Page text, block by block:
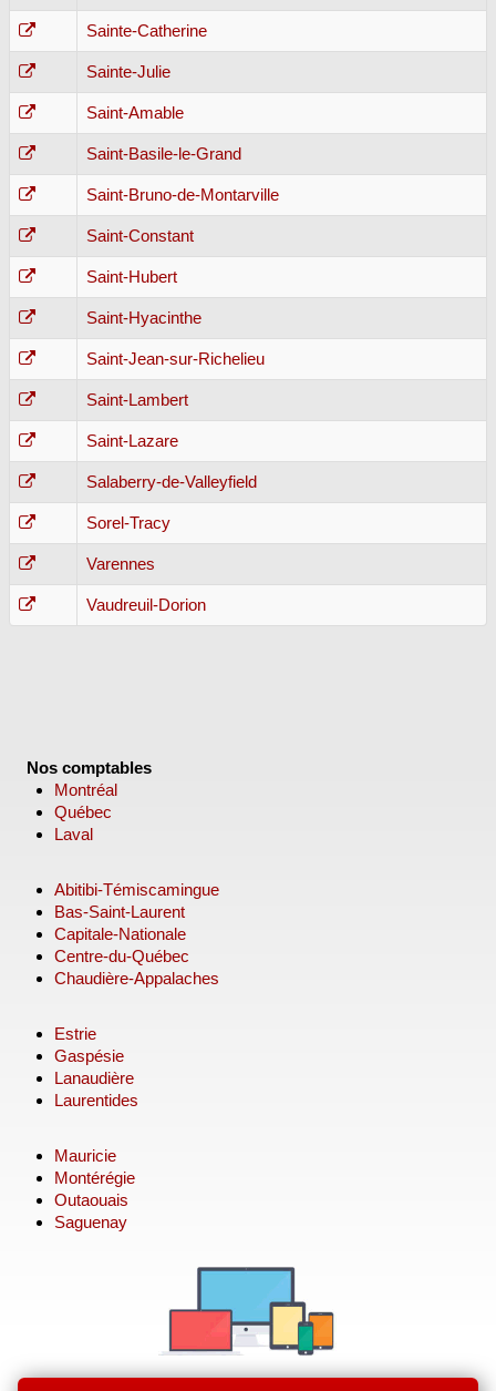
Sainte-Catherine
Sainte-Julie
Saint-Amable
Saint-Basile-le-Grand
Saint-Bruno-de-Montarville
Saint-Constant
Saint-Hubert
Saint-Hyacinthe
Saint-Jean-sur-Richelieu
Saint-Lambert
Saint-Lazare
Salaberry-de-Valleyfield
Sorel-Tracy
Varennes
Vaudreuil-Dorion
Nos comptables
Montréal
Québec
Laval
Abitibi-Témiscamingue
Bas-Saint-Laurent
Capitale-Nationale
Centre-du-Québec
Chaudière-Appalaches
Estrie
Gaspésie
Lanaudière
Laurentides
Mauricie
Montérégie
Outaouais
Saguenay